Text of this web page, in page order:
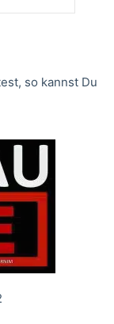
so kannst Du